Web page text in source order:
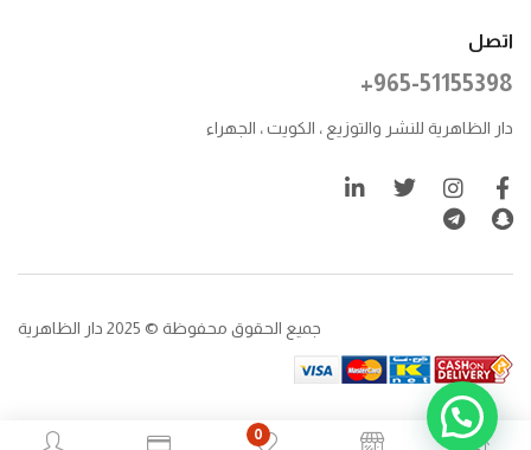
0
اتصل
+965-51155398
دار الظاهرية للنشر والتوزيع ، الكويت ، الجهراء
جميع الحقوق محفوظة © 2025 دار الظاهرية